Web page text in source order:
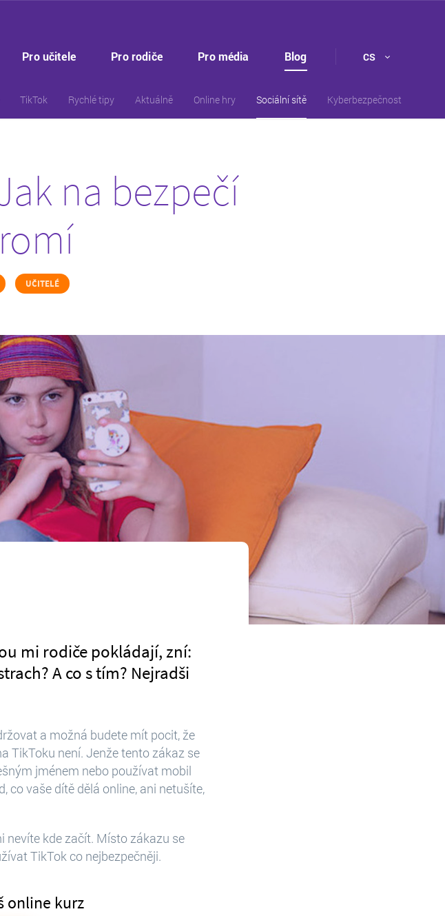
Pro učitele Pro rodiče Pro média Blog CS
TikTok Rychlé tipy Aktuálně Online hry Sociální sítě Kyberbezpečnost
na bezpečí
UČITELÉ
mi rodiče pokládají, zní:
A co s tím? Nejradši
a možná budete mít pocit, že
TikToku není. Jenže tento zákaz se
jménem nebo používat mobil
co vaše dítě dělá online, ani netušíte,
nevíte kde začít. Místo zákazu se
TikTok co nejbezpečněji.
online kurz